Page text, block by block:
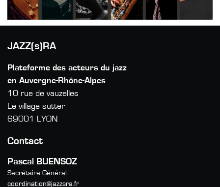
JAZZ(s)RA
Plateforme des acteurs du jazz
en Auvergne-Rhône-Alpes
10 rue de vauzelles
Le village sutter
69001 LYON
Contact
Pascal BUENSOZ
Secrétaire Général
coordination@jazzsra.fr